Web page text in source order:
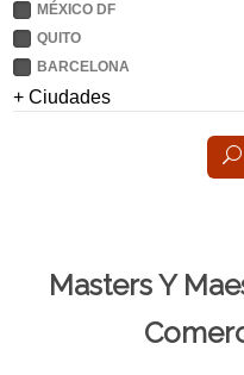
MÉXICO DF
QUITO
BARCELONA
+ Ciudades
Masters Y